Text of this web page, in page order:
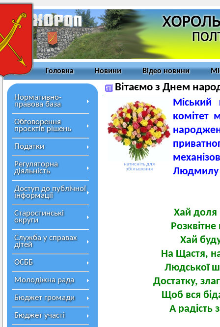
Головна Новини Відео новини
Нормативно-
правова база
Обговорення
проєктів рішень
Податки
Регуляторна
діяльність
Доступ до публічної
інформації
Старостинські
округи
Служба у справах
дітей
ОСББ
Молодіжна рада
Бюджет громади
Бюджет участі
Вітаємо з Днем
натисніть для
збільшення
Міський
комітет
Людмилу
Хай доля
Хай
На Щастя,
Людської
Достатку,
Щоб вся
А радість